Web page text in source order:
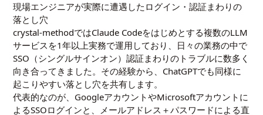
現場エンジニアが実際に遭遇したログイン・認証まわりの
落とし穴
crystal-methodではClaude Codeをはじめとする複数のLLM
サービスを1年以上実務で運用しており、日々の業務の中で
SSO（シングルサインオン）認証まわりのトラブルに数多く
向き合ってきました。その経験から、ChatGPTでも同様に
起こりやすい落とし穴を共有します。
代表的なのが、GoogleアカウントやMicrosoftアカウントに
よるSSOログインと、メールアドレス＋パスワードによる直